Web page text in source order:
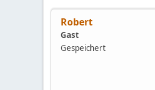
Robert
Gast
Gespeichert